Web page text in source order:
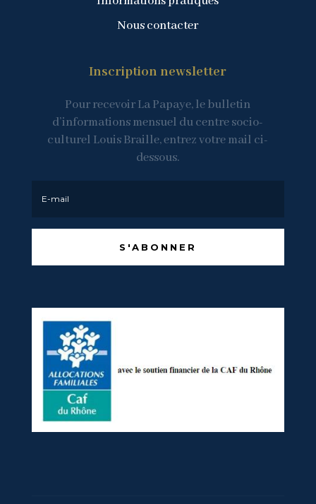
Nous contacter
Inscription newsletter
Pour recevoir La Papaye, le bulletin
d’informations mensuel du centre socio-
culturel Louis Braille, entrez votre mail ci-
dessous.
S'ABONNER